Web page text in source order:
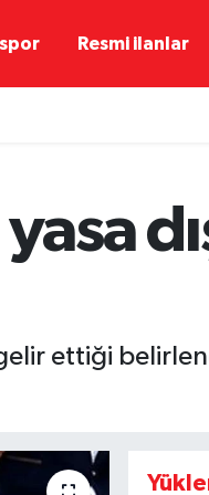
Resmi ilanlar
ettiği